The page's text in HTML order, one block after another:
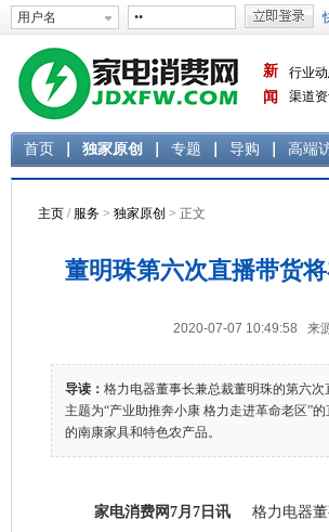
新
闻
行业
渠道
首页 独家原创 专题 导购 高端
主页 / 服务 > 独家原创 > 正文
董明珠第六次直播带货
2020-07-07 10:49:58 来
导读： 格力电器董事长兼总裁董明珠的第六
主题为“产业助推奔小康 格力走进革命老区”
的南康家具和特色农产品。
家电消费网7月7日讯
格力电器董